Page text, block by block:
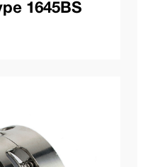
1645BS